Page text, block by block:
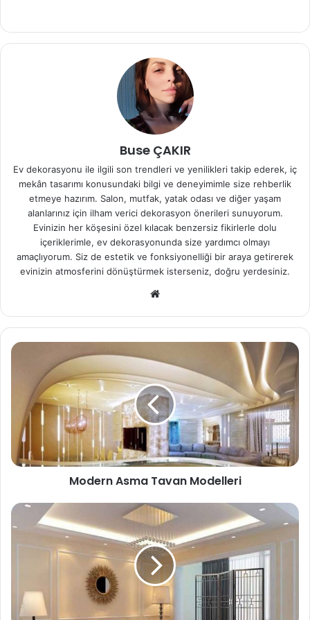
Buse ÇAKIR
Ev dekorasyonu ile ilgili son trendleri ve yenilikleri takip ederek, iç
mekân tasarımı konusundaki bilgi ve deneyimimle size rehberlik
etmeye hazırım. Salon, mutfak, yatak odası ve diğer yaşam
alanlarınız için ilham verici dekorasyon önerileri sunuyorum.
Evinizin her köşesini özel kılacak benzersiz fikirlerle dolu
içeriklerimle, ev dekorasyonunda size yardımcı olmayı
amaçlıyorum. Siz de estetik ve fonksiyonelliği bir araya getirerek
evinizin atmosferini dönüştürmek isterseniz, doğru yerdesiniz.
sit
esi
Modern Asma Tavan Modelleri